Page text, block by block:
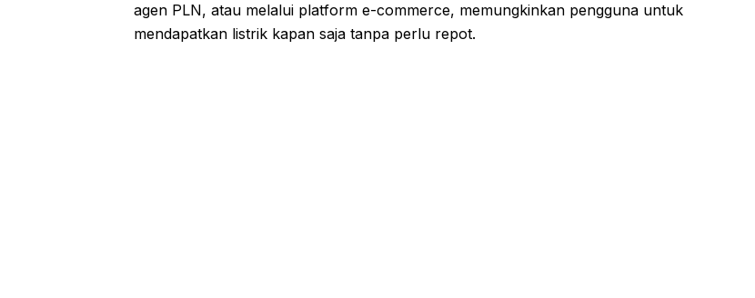
agen PLN, atau melalui platform e-commerce, memungkinkan pengguna untuk
mendapatkan listrik kapan saja tanpa perlu repot.